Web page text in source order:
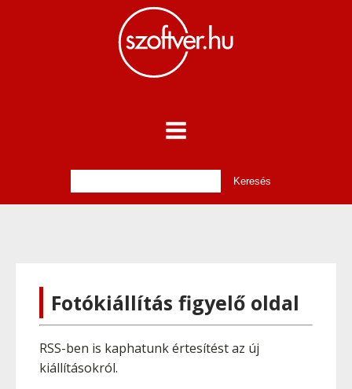
Fotókiállítás figyelő oldal
RSS-ben is kaphatunk értesítést az új
kiállításokról.